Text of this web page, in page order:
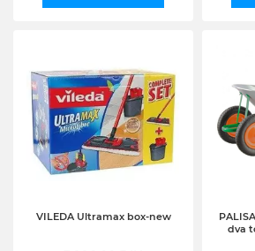
VILEDA Ultramax box-new
dva